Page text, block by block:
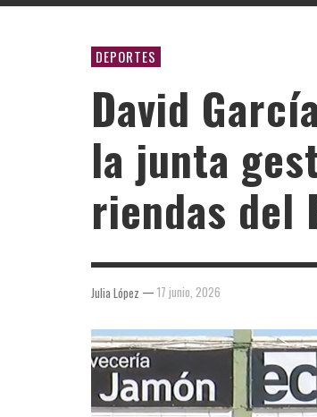
DEPORTES
David
la junta
riendas del
Julia López — 17 junio, 2026